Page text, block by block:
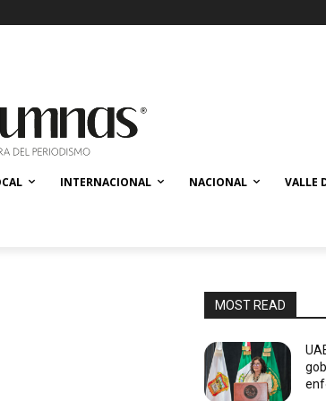
INTERNACIONAL NACIONAL VALLE
MOST READ